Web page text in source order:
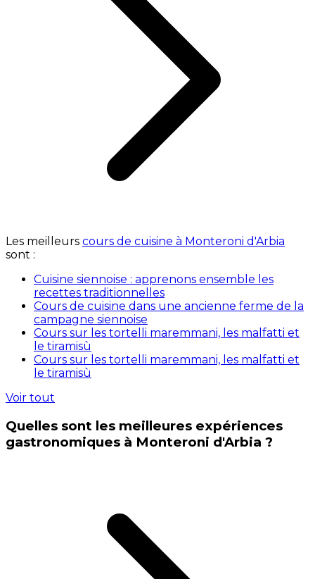
Les meilleurs cours de cuisine à Monteroni d'Arbia
sont :
Cuisine siennoise : apprenons ensemble les
recettes traditionnelles
Cours de cuisine dans une ancienne ferme de la
campagne siennoise
Cours sur les tortelli maremmani, les malfatti et
le tiramisù
Cours sur les tortelli maremmani, les malfatti et
le tiramisù
Voir tout
Quelles sont les meilleures expériences
gastronomiques à Monteroni d'Arbia ?